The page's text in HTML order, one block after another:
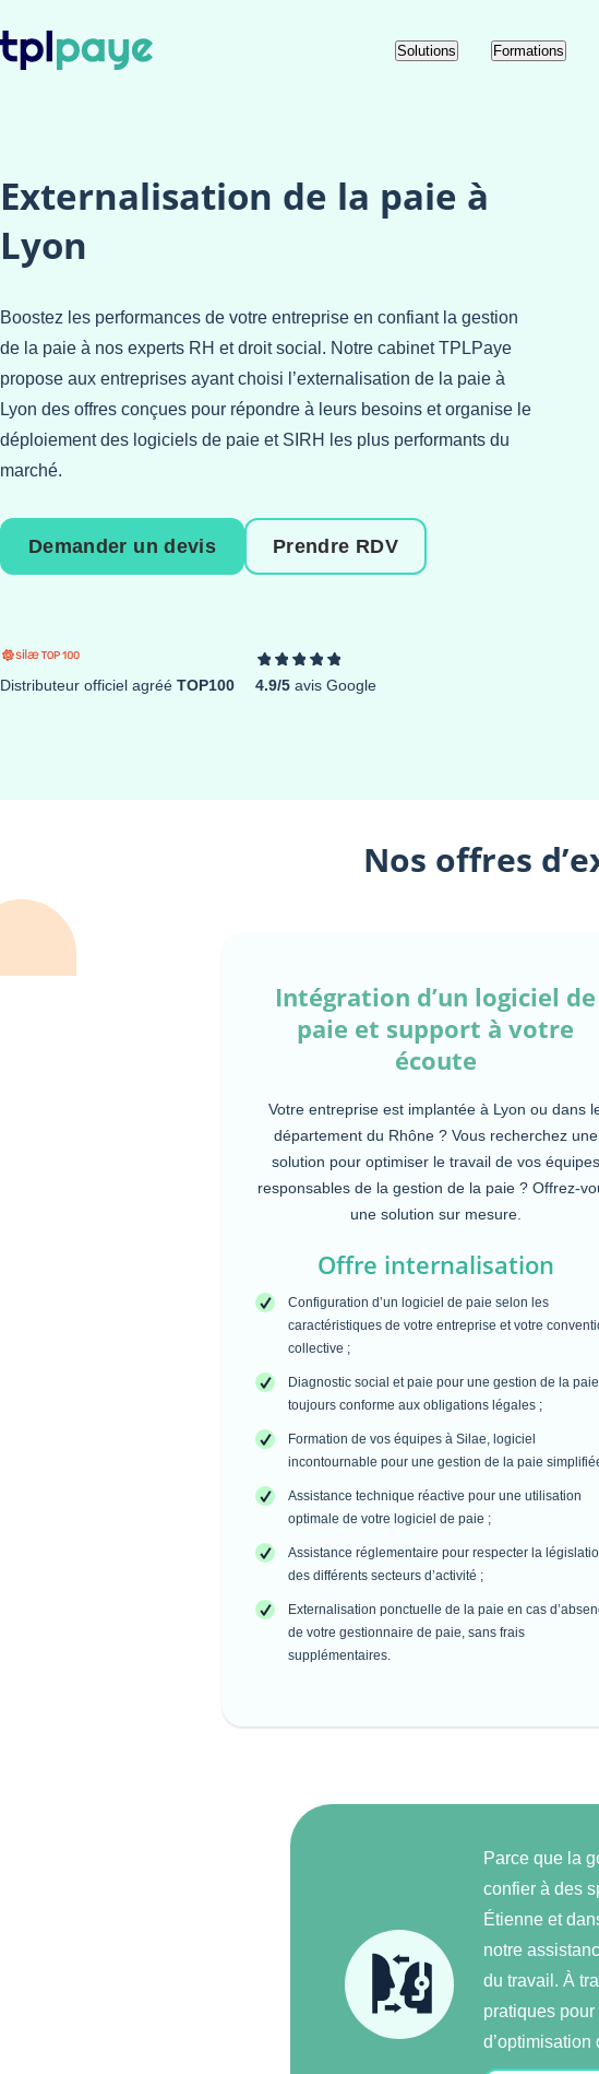
to
contenu
Solutions Formations
Externalisation de la paie à
Lyon
Boostez les performances de votre entreprise en confiant la gestion
de la paie à nos experts RH et droit social. Notre cabinet TPLPaye
propose aux entreprises ayant choisi l’externalisation de la paie à
Lyon des offres conçues pour répondre à leurs besoins et organise le
déploiement des logiciels de paie et SIRH les plus performants du
marché.
Demander un devis Prendre RDV
Distributeur officiel agréé TOP100 4.9/5 avis Google
Nos offres
Intégration d’un logiciel de
paie et support à votre
écoute
Votre entreprise est implantée à Lyon ou dans
département du Rhône ? Vous recherchez une
solution pour optimiser le travail de vos équipes
responsables de la gestion de la paie ? Offrez-
une solution sur mesure.
Offre internalisation
Configuration d’un logiciel de paie selon les
caractéristiques de votre entreprise et votre
collective ;
Diagnostic social et paie pour une gestion de la paie
toujours conforme aux obligations légales ;
Formation de vos équipes à Silae, logiciel
incontournable pour une gestion de la paie
Assistance technique réactive pour une utilisation
optimale de votre logiciel de paie ;
Assistance réglementaire pour respecter la
des différents secteurs d’activité ;
Externalisation ponctuelle de la paie en cas
de votre gestionnaire de paie, sans frais
supplémentaires.
Parce que la
confier à des
Étienne et
notre
du travail. À
pratiques
d’optimisation